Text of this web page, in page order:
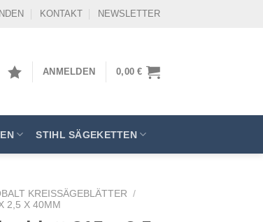
KONTAKT NEWSLETTER
ANMELDEN 0,00€
STIHL SÄGEKETTEN
KREISSÄGEBLÄTTER
/
2,5 X 40MM